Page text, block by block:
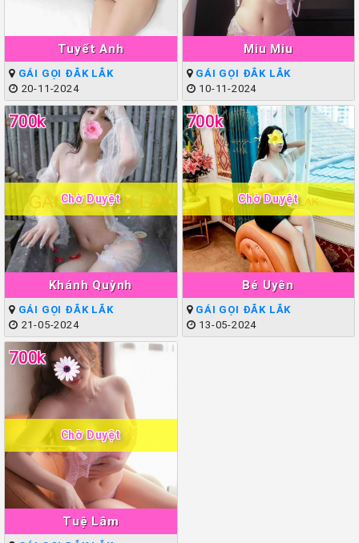
Tuyết Anh
GÁI GỌI ĐẮK LẮK
20-11-2024
Miu Miu
GÁI GỌI ĐẮK LẮK
10-11-2024
Khánh Quỳnh
700k
Chờ Duyệt
GÁI GỌI ĐẮK LẮK
21-05-2024
Bé Uyên
700k
Chờ Duyệt
GÁI GỌI ĐẮK LẮK
13-05-2024
Tuệ Lâm
700k
Chờ Duyệt